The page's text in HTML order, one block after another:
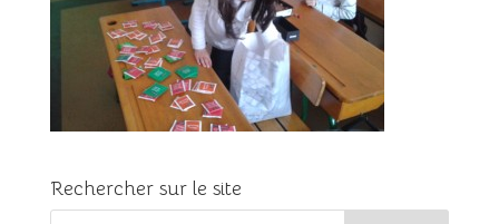
Rechercher sur le site